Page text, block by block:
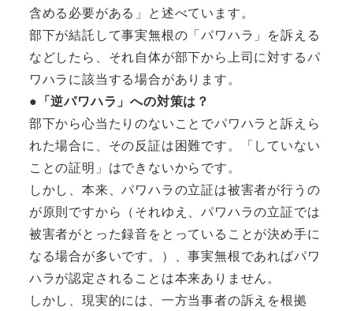
含める必要がある」と述べています。
部下が結託して事実無根の「パワハラ」を訴える
などしたら、それ自体が部下から上司に対するパ
ワハラに該当する場合があります。
●「逆パワハラ」への対策は？
部下から心当たりのないことでパワハラと訴えら
れた場合に、その反証は困難です。「していない
ことの証明」はできないからです。
しかし、本来、パワハラの立証は被害者が行うの
が原則ですから（それゆえ、パワハラの立証では
被害者がとった録音をとっていることが決め手に
なる場合が多いです。）、事実無根であればパワ
ハラが認定されることは本来ありません。
しかし、現実的には、一方当事者の訴えを根拠